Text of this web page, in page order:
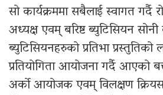
सो कार्यक्रममा सबैलाई स्वागत गर्दै
अध्यक्ष एवम् बरिष्ट ब्युटिसियन
ब्युटिसियनहरुको प्रतिभा
प्रतियोगिता आयोजना गर्दै आएको
अर्को आयोजक एवम् विलक्षण